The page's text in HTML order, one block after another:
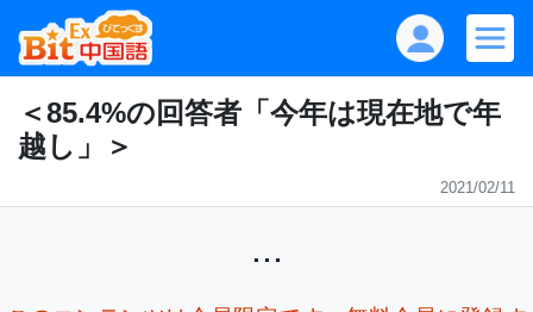
＜85.4%の回答者「今年は現在地で年
越し」＞
2021/02/11
...